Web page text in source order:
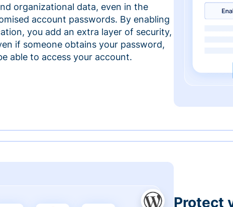
organizational data, even in the
account passwords. By enabling
you add an extra layer of security,
if someone obtains your password,
able to access your account.
Protect